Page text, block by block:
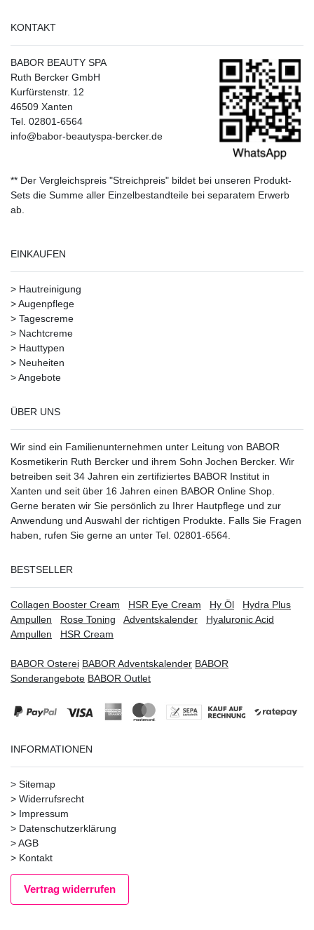
KONTAKT
BABOR BEAUTY SPA
Ruth Bercker GmbH
Kurfürstenstr. 12
46509 Xanten
Tel. 02801-6564
info@babor-beautyspa-bercker.de
** Der Vergleichspreis "Streichpreis" bildet bei unseren Produkt-
Sets die Summe aller Einzelbestandteile bei separatem Erwerb
ab.
EINKAUFEN
> Hautreinigung
>Augenpflege
> Tagescreme
> Nachtcreme
> Hauttypen
> Neuheiten
>Angebote
ÜBER UNS
Wir sind ein Familienunternehmen unter Leitung von BABOR
Kosmetikerin Ruth Bercker und ihrem Sohn Jochen Bercker. Wir
betreiben seit 34 Jahren ein zertifiziertes BABOR Institut in
Xanten und seit über 16 Jahren einen BABOR Online Shop.
Gerne beraten wir Sie persönlich zu Ihrer Hautpflege und zur
Anwendung und Auswahl der richtigen Produkte. Falls Sie Fragen
haben, rufen Sie gerne an unter Tel. 02801-6564.
BESTSELLER
Collagen Booster Cream HSR Eye Cream Hy Öl
Hydra Plus
Ampullen
Rose Toning Adventskalender
Hyaluronic Acid
Ampullen
HSR Cream
BABOR Osterei BABOR Adventskalender BABOR
Sonderangebote BABOR Outlet
INFORMATIONEN
> Sitemap
> Widerrufsrecht
> Impressum
> Datenschutzerklärung
>AGB
> Kontakt
Vertrag widerrufen